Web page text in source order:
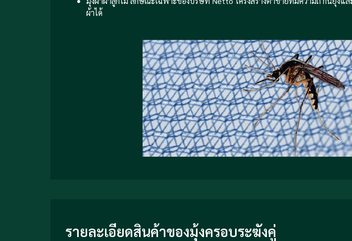
ผ้าได้
รายละเอียดสินค้าของมุ้งครอบระฆังคู่